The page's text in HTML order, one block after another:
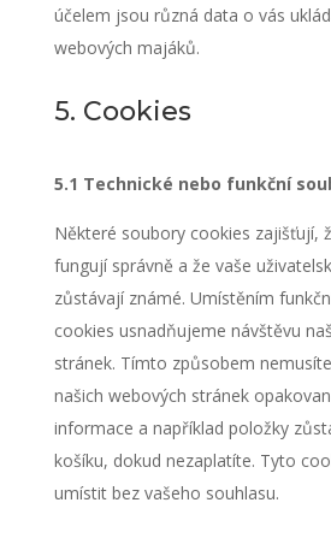
účelem jsou různá data o vás
webových majáků.
5. Cookies
5.1 Technické nebo funkční
Některé soubory cookies zajišťují,
fungují správně a že vaše
zůstávají známé. Umístěním
cookies usnadňujeme návštěvu
stránek. Tímto způsobem
našich webových stránek
informace a například položky
košíku, dokud nezaplatíte. Tyto
umístit bez vašeho souhlasu.